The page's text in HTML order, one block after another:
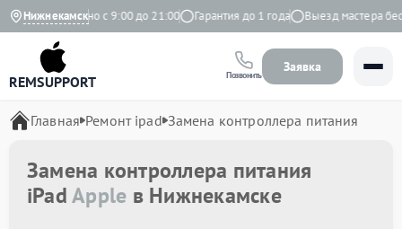
Нижнекамск
Ежедневно с 9:00 до 21:00 Гарантия до 1 года Выезд мастера
REMSUPPORT Позвонить
Заявка
Главная Ремонт ipad Замена контроллера питания
Замена контроллера питания
iPadApple в Нижнекамске